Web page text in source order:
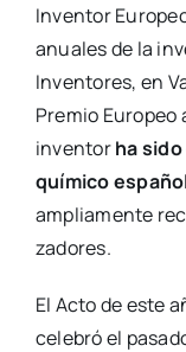
Inven­tor
anua­les de la
Inven­to­res, en
Pre­mio
inven­torha
quí­mi­co
amplia­men­te
za­do­res.
El Acto de este
cele­bró el